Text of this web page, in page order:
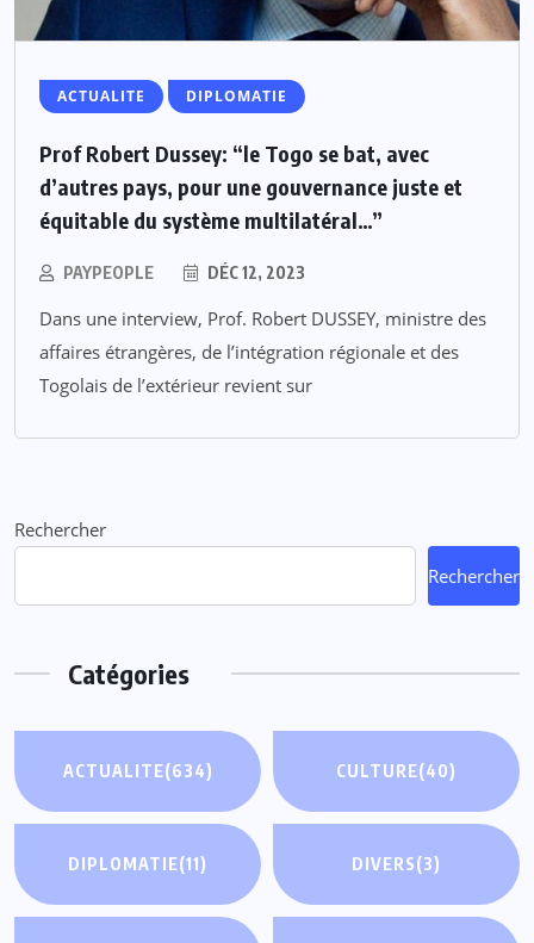
ACTUALITE DIPLOMATIE
Prof Robert Dussey: “le Togo se bat, avec
d’autres pays, pour une gouvernance juste et
équitable du système multilatéral…”
PAYPEOPLE DÉC 12, 2023
Dans une interview, Prof. Robert DUSSEY, ministre des
affaires étrangères, de l’intégration régionale et des
Togolais de l’extérieur revient sur
Rechercher
Rechercher
Catégories
ACTUALITE(634) CULTURE(40)
DIPLOMATIE(11) DIVERS(3)